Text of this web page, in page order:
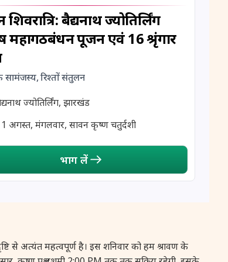
2026 अन्दल जयन्ती
2026 हरियाली तीज
2026
2026
2026 नाग पञ्चमी
2026 श्रावण सोमवार व्रत
2026 सिंह संक्रान्ति
बैद्यनाथ ज्योतिर्लिंग
महागठबंधन पूजन एवं 16 श्रृंगार
सामंजस्य, रिश्तों संतुलन
ज्योतिर्लिंग, झारखंड
अगस्त, मंगलवार, सावन कृष्ण चतुर्दशी
भाग लें
अत्यंत महत्वपूर्ण है। इस शनिवार को हम श्रावण के